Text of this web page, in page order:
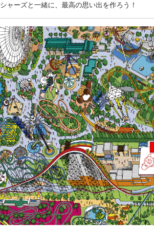
ャーズと一緒に、最高の思い出を作ろう！